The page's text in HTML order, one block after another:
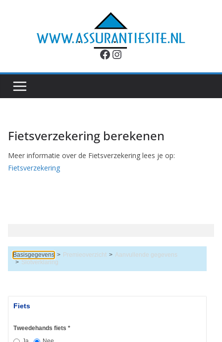
Facebook
Instagram
Fietsverzekering berekenen
Meer informatie over de Fietsverzekering lees je op:
Fietsverzekering